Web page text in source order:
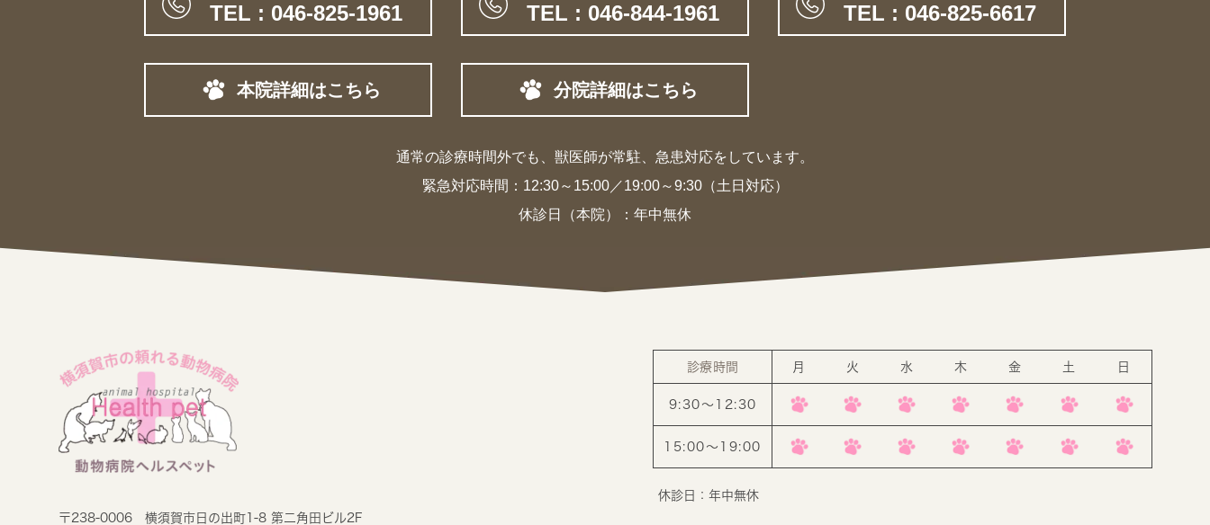
TEL : 046-825-1961
本院詳細はこちら
TEL : 046-844-1961
分院詳細はこちら
TEL : 046-825-6617
通常の診療時間外でも、獣医師が常駐、 急患対応をしています。
緊急対応時間： 12:30～15:00／19:00～9:30（土日対応）
休診日（本院）：年中無休
〒238-0006 横須賀市日の出町1-8 第二角田ビル2F
診療時間 月 火 水 木 金 土 日
9:30〜12:30
15:00〜19:00
休診日：年中無休